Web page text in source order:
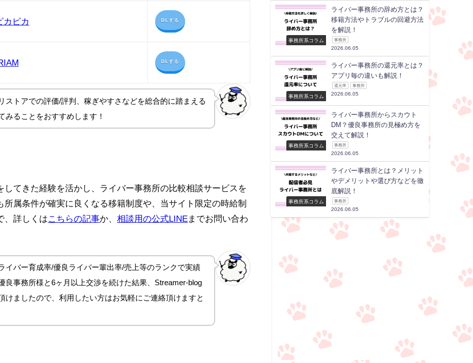
カピカ DLする
DLする
ストアでの評価/評判、稼ぎやすさ などを総合的に踏まえる
みることをおすすめします！
してきた経験を活かし、ライバー事務所の比較相談サービスを
属条件が確実に良くなる移籍制度や、当サイト限定の時給制
、詳しくは こちらの記事か、相談用の公式LINEまでお問い合わ
イバー育成率/優良ライバー輩出率/売上等のランクで実績
良事務所様と6ヶ月以上交渉を続けた結果、Streamer-blog
けましたので、利用したい方はお気軽にご連絡頂けますと
事務所系コラム
ライバー事務所の辞め方とは？
移籍方法やトラブルの回避方法
を解説！
事務所
2026.06.05
事務所系コラム
ライバー事務所の還元率とは？
アプリ毎の違いも解説！
還元率 事務所
2026.06.05
事務所系コラム
ライバー事務所からスカウト
DM？優良事務所の見極め方を
交えて解説！
事務所
2026.06.05
事務所系コラム
ライバー事務所とは？メリット
やデメリットや選び方などを徹
底解説！
事務所
2026.06.05